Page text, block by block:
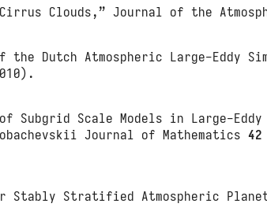
Clouds,” Journal of the
Dutch Atmospheric Large-Eddy
Subgrid Scale Models in Large-
Journal of Mathematics42
Stratified Atmospheric